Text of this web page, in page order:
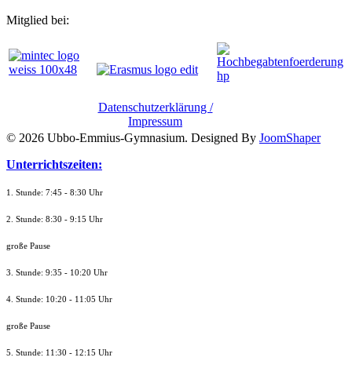
Mitglied bei:
Datenschutzerklärung /
Impressum
© 2026 Ubbo-Emmius-Gymnasium. Designed By JoomShaper
Unterrichtszeiten:
1. Stunde: 7:45 - 8:30 Uhr
2. Stunde: 8:30 - 9:15 Uhr
große Pause
3. Stunde: 9:35 - 10:20 Uhr
4. Stunde: 10:20 - 11:05 Uhr
große Pause
5. Stunde: 11:30 - 12:15 Uhr